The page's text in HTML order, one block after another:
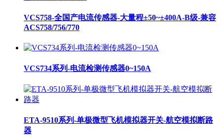
VCS758-全国产电流传感器-大量程±50~±400A-B级-兼容
ACS758/756/770
VCS734系列-电流检测传感器0~150A
ETA-9510系列-单极微型飞机模拟器开关-航空模拟断路
器